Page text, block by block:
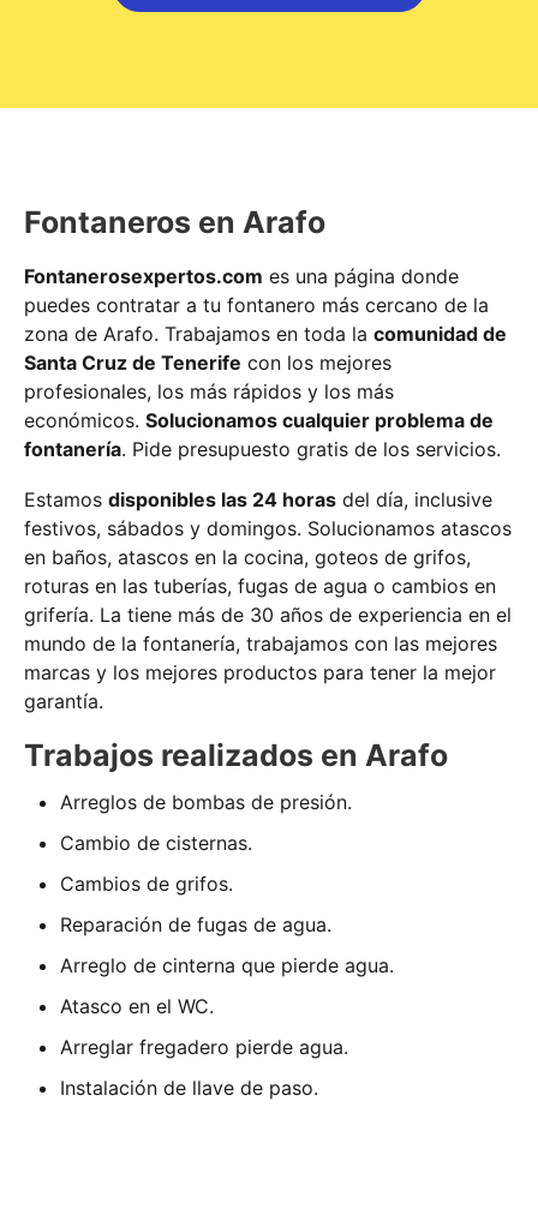
Fontaneros en Arafo
Fontanerosexpertos.com es una página donde
puedes contratar a tu fontanero más cercano de la
zona de Arafo. Trabajamos en toda la comunidad de
Santa Cruz de Tenerife con los mejores
profesionales, los más rápidos y los más
económicos. Solucionamos cualquier problema de
fontanería. Pide presupuesto gratis de los servicios.
Estamos disponibles las 24 horas del día, inclusive
festivos, sábados y domingos. Solucionamos atascos
en baños, atascos en la cocina, goteos de grifos,
roturas en las tuberías, fugas de agua o cambios en
grifería. La tiene más de 30 años de experiencia en el
mundo de la fontanería, trabajamos con las mejores
marcas y los mejores productos para tener la mejor
garantía.
Trabajos realizados en Arafo
Arreglos de bombas de presión.
Cambio de cisternas.
Cambios de grifos.
Reparación de fugas de agua.
Arreglo de cinterna que pierde agua.
Atasco en el WC.
Arreglar fregadero pierde agua.
Instalación de llave de paso.